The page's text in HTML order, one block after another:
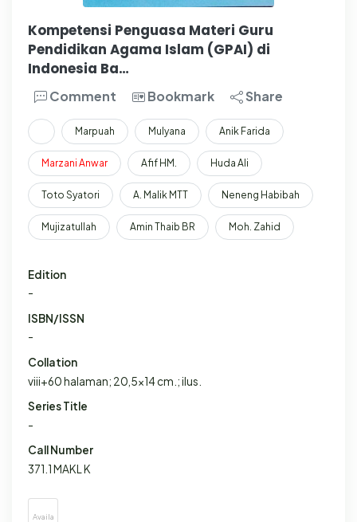
Kompetensi Penguasa Materi Guru
Pendidikan Agama Islam (GPAI) di
Indonesia Ba…
Comment Bookmark Share
Marpuah Mulyana Anik Farida
Marzani Anwar Afif HM. Huda Ali
Toto Syatori A. Malik MTT Neneng Habibah
Mujizatullah Amin Thaib BR Moh. Zahid
Edition
-
ISBN/ISSN
-
Collation
viii+60 halaman; 20,5x14 cm.; ilus.
Series Title
-
Call Number
371.1 MAKL K
Availa